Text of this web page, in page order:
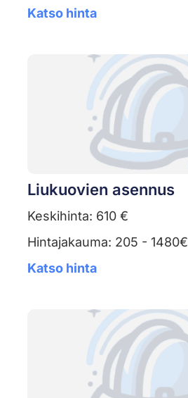
Katso hinta
Liukuovien asennus
Keskihinta: 610 €
Hintajakauma: 205 - 1480€
Katso hinta